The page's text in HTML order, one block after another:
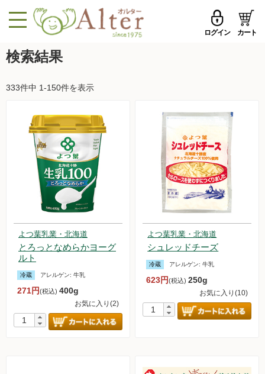
ログイン カート
メールアドレス
メールアドレスを保存する
パスワードを忘れた方はこちら
初めての方へ
新規一般会員登録
MENU
トップページへ戻る
セール品・おすすめ
お試しセット
今週の新登場
野菜
果物
パン・蜂蜜・ジャム他
検索結果
333件中 1-150件を表示
よつ葉乳業・北海道
とろっとなめらかヨーグ
ルト
冷蔵 アレルゲン: 牛乳
271円(税込) 400g
お気に入り(2)
よつ葉乳業・北海道
シュレッドチーズ
冷蔵 アレルゲン:牛乳
623円(税込)250g
お気に入り(10)